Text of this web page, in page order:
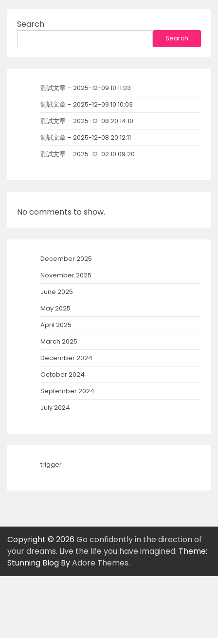
Search
Search
測試文章 – 2025-12-09 10:11:03
測試文章 – 2025-12-09 10:10:03
測試文章 – 2025-12-08 20:14:10
測試文章 – 2025-12-08 20:12:11
測試文章 – 2025-12-02 10:09:20
No comments to show.
December 2025
November 2025
June 2025
May 2025
April 2025
March 2025
December 2024
October 2024
September 2024
July 2024
trigger
Copyright © 2026 Go confidently in the direction of
your dreams. Live the life you have imagined. Theme:
Stunning Blog ByAdore Themes.